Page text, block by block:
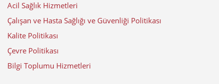
Acil Sağlık Hizmetleri
Çalışan ve Hasta Sağlığı ve Güvenliği Politikası
Kalite Politikası
Çevre Politikası
Bilgi Toplumu Hizmetleri